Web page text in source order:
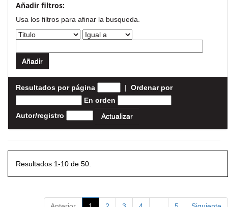
Añadir filtros:
Usa los filtros para afinar la busqueda.
Resultados por página | Ordenar por
En orden
Autor/registro
Resultados 1-10 de 50.